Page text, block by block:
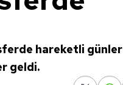
hareketli günler
geldi.